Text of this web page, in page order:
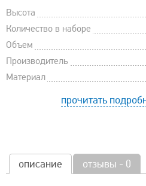
Высота
Количество в наборе
Объем
Производитель
Материал
прочитать
описание отзывы - 0